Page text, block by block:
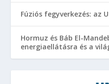
Fúziós fegyverkezés: az
Hormuz és Báb El-
energiaellátásra és a